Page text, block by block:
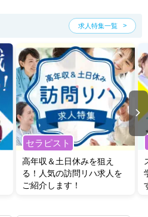
求人特集一覧
セラピスト
高年収＆土日休みを狙え
る！人気の訪問リハ求人を
ご紹介します！